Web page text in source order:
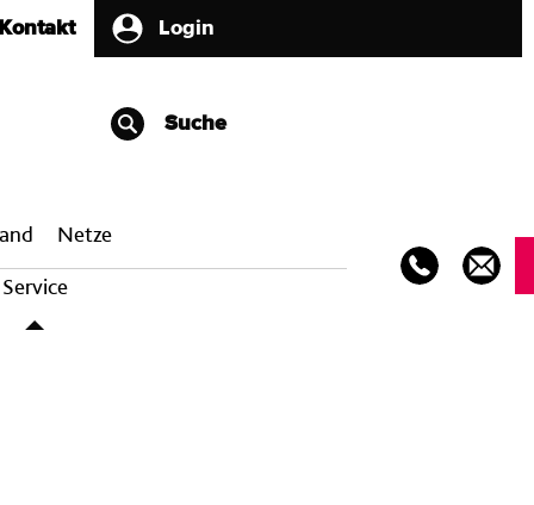
Kontakt Login
Suche
Service
Netze